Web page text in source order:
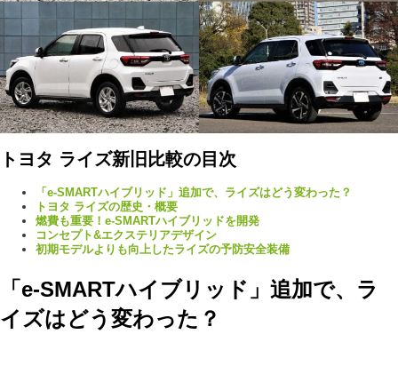
トヨタ ライズ新旧比較の目次
「e‐SMARTハイブリッド」追加で、ライズはどう変わった？
トヨタ ライズの歴史・概要
燃費も重要！e‐SMARTハイブリッドを開発
コンセプト&エクステリアデザイン
初期モデルよりも向上したライズの予防安全装備
「e‐SMARTハイブリッド」追加で、ラ
イズはどう変わった？